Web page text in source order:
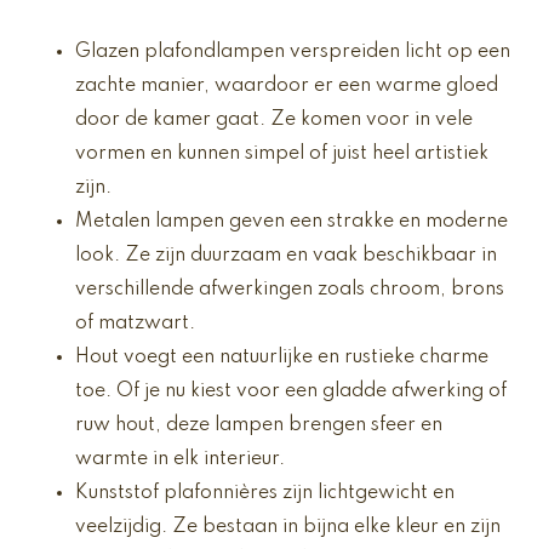
Glazen plafondlampen verspreiden licht op een
zachte manier, waardoor er een warme gloed
door de kamer gaat. Ze komen voor in vele
vormen en kunnen simpel of juist heel artistiek
zijn.
Metalen lampen geven een strakke en moderne
look. Ze zijn duurzaam en vaak beschikbaar in
verschillende afwerkingen zoals chroom, brons
of matzwart.
Hout voegt een natuurlijke en rustieke charme
toe. Of je nu kiest voor een gladde afwerking of
ruw hout, deze lampen brengen sfeer en
warmte in elk interieur.
Kunststof plafonnières zijn lichtgewicht en
veelzijdig. Ze bestaan in bijna elke kleur en zijn